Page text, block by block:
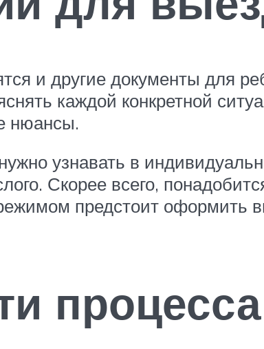
и другие документы для
каждой конкретной
нюансы.
узнавать в
Скорее всего,
предстоит оформить
процесса